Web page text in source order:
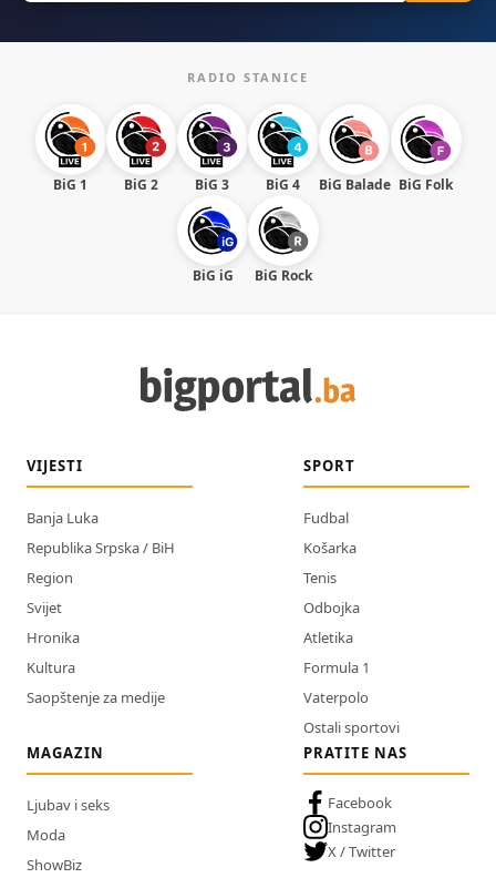
RADIO STANICE
BiG 1 BiG 2 BiG 3 BiG 4 BiG Balade BiG Folk
BiG iG BiG Rock
VIJESTI
Banja Luka
Republika Srpska / BiH
Region
Svijet
Hronika
Kultura
Saopštenje za medije
SPORT
Fudbal
Košarka
Tenis
Odbojka
Atletika
Formula 1
Vaterpolo
Ostali sportovi
MAGAZIN
Ljubav i seks
Moda
ShowBiz
PRATITE NAS
Facebook
Instagram
X / Twitter